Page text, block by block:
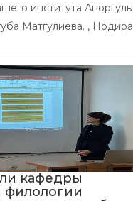
института Аноргуль
Матгулиева. , Нодира
кафедры
филологии